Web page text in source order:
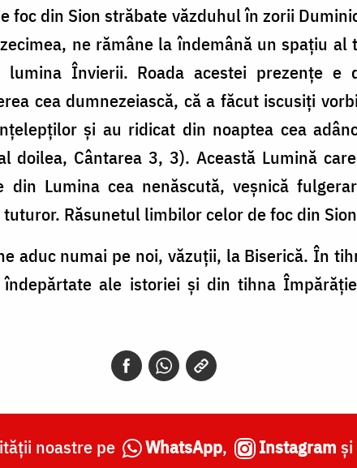
foc din Sion străbate văzduhul în zorii
ne rămâne la îndemână un spațiu
Învierii. Roada acestei prezențe e
cea dumnezeiască, că a făcut iscusiți
și au ridicat din noaptea cea
doilea, Cântarea 3, 3). Această Lumină
din Lumina cea nenăscută, veșnică
Răsunetul limbilor celor de foc din
aduc numai pe noi, văzuții, la Biserică. În
ale istoriei și din tihna
noastre pe WhatsApp, Instagram și